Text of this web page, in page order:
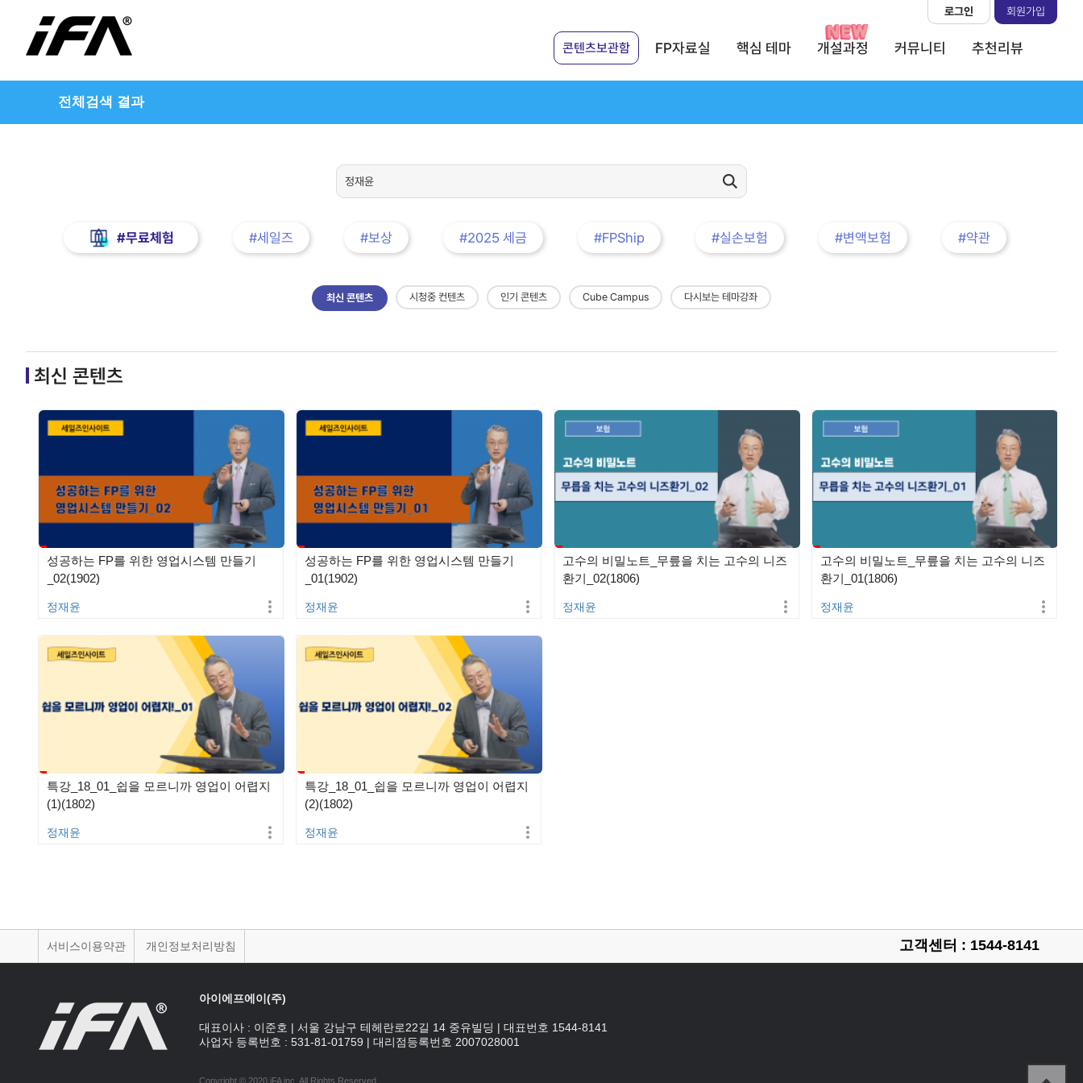
콘텐츠보관함 FP자료실 핵심 테마 개설과정 커뮤니티 추천리뷰
로그인 회원가입
전체검색 결과
#무료체험 #세일즈 #보상 #2025 세금 #FPShip #실손보험 #변액보험 #약관
최신 콘텐츠 시청중 컨텐츠 인기 콘텐츠 Cube Campus 다시보는 테마강좌
최신 콘텐츠
성공하는 FP를 위한 영업시스템 만들기
_02(1902)
정재윤
성공하는 FP를 위한 영업시스템 만들기
_01(1902)
정재윤
고수의 비밀노트_무릎을 치는 고수의 니즈
환기_02(1806)
정재윤
고수의 비밀노트_무릎을 치는 고수의 니즈
환기_01(1806)
정재윤
특강_18_01_쉽을 모르니까 영업이 어렵지
(1)(1802)
정재윤
특강_18_01_쉽을 모르니까 영업이 어렵지
(2)(1802)
정재윤
서비스이용약관 개인정보처리방침 고객센터 : 1544-8141
아이에프에이(주)
대표이사 : 이준호 | 서울 강남구 테헤란로22길 14 중유빌딩 | 대표번호 1544-8141
사업자 등록번호 : 531-81-01759 | 대리점등록번호 2007028001
Copyright © 2020 iFA inc . All Rights Reserved.